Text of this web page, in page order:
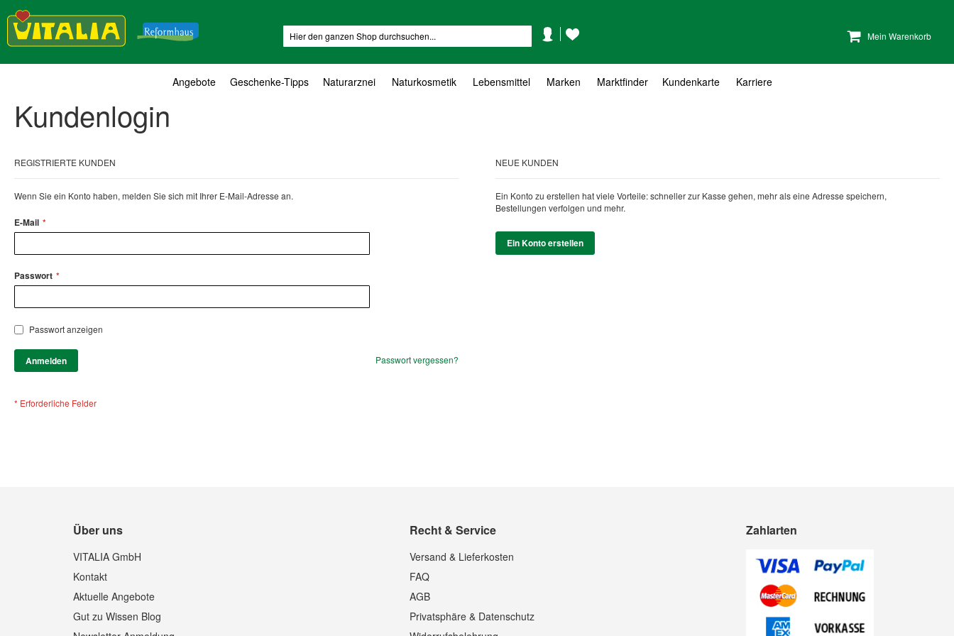
Mein Warenkorb
KontoWunschzettel
Angebote Geschenke-Tipps Naturarznei Naturkosmetik Lebensmittel Marken Marktfinder Kundenkarte Karriere
Kundenlogin
REGISTRIERTE KUNDEN
Wenn Sie ein Konto haben, melden Sie sich mit Ihrer E-Mail-Adresse an.
E-Mail
Passwort
Passwort anzeigen
Anmelden Passwort vergessen?
NEUE KUNDEN
Ein Konto zu erstellen hat viele Vorteile: schneller zur Kasse gehen, mehr als eine Adresse speichern,
Bestellungen verfolgen und mehr.
Ein Konto erstellen
Über uns
VITALIA GmbH
Kontakt
Aktuelle Angebote
Gut zu Wissen Blog
Recht & Service
Versand & Lieferkosten
FAQ
AGB
Privatsphäre & Datenschutz
Zahlarten